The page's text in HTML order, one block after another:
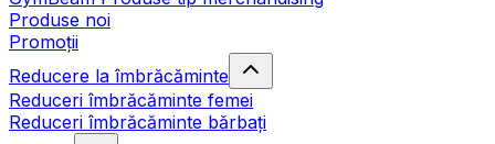
Produse noi
Promoții
Reducere la îmbrăcăminte
Reduceri îmbrăcăminte femei
Reduceri îmbrăcăminte bărbați